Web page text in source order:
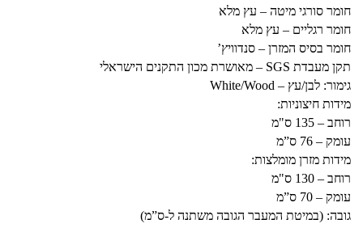
חומר סורגי מיטה – עץ מלא
חומר רגליים – עץ מלא
חומר בסיס המזרן – סנדוויץ’
תקן מעבדת SGS – מאושרת מכון התקנים הישראלי
גימור: לבן/עץ – White/Wood
מידות חיצוניות:
רוחב – 135 ס"מ
עומק – 76 ס”מ
מידות מזרן מומלצות:
רוחב – 130 ס"מ
עומק – 70 ס”מ
גובה: (במיטת המעבר הגובה משתנה ל-ס”מ)